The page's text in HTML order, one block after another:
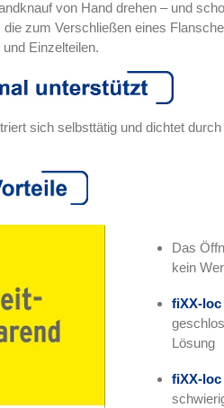
von Hand drehen – und
die zum Verschließen eines
Einzelteilen.
sich selbsttätig und dichtet
Das
kein
fiXX-loc
Lösung
fiXX-loc